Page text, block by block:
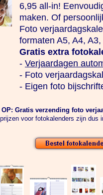
6,95 all-in!
maken. Of
Foto
formaten A5, A4,
Gratis extra
- Verjaardagen
- Foto
- Eigen foto
OP: Gratis verzending foto
voor fotokalenders zijn dus